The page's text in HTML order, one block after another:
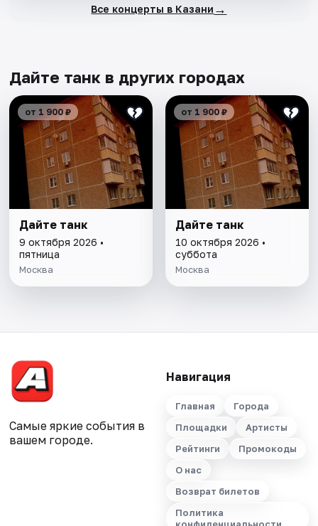
Все концерты в Казани →
Дайте танк в других городах
от 1 900 ₽
Дайте танк
9 октября 2026 •
пятница
Москва
от 1 900 ₽
Дайте танк
10 октября 2026 •
суббота
Москва
Самые яркие события в
вашем городе.
Навигация
Главная
Города
Площадки
Артисты
Рейтинги
Промокоды
О нас
Возврат билетов
Политика